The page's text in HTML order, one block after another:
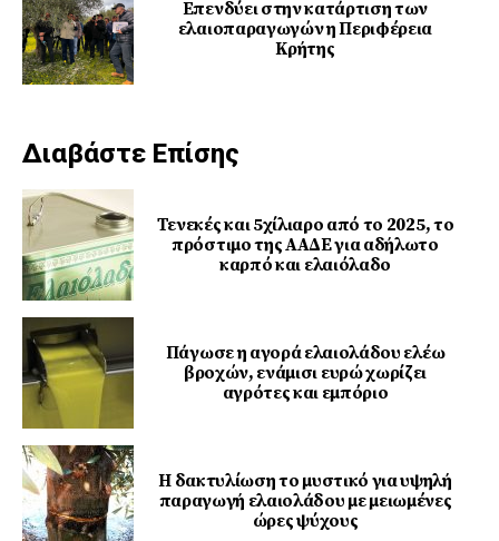
Επενδύει στην κατάρτιση των
ελαιοπαραγωγών η Περιφέρεια
Κρήτης
Διαβάστε Επίσης
Τενεκές και 5χίλιαρο από το 2025, το
πρόστιμο της ΑΑΔΕ για αδήλωτο
καρπό και ελαιόλαδο
Πάγωσε η αγορά ελαιολάδου ελέω
βροχών, ενάμισι ευρώ χωρίζει
αγρότες και εμπόριο
Η δακτυλίωση το μυστικό για υψηλή
παραγωγή ελαιολάδου με μειωμένες
ώρες ψύχους